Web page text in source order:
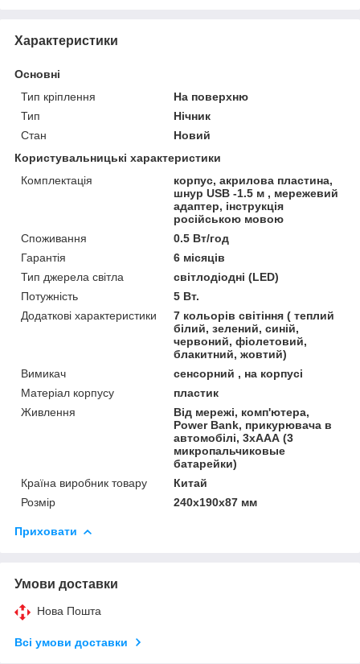
Характеристики
Основні
Тип кріплення
На поверхню
Тип
Нічник
Стан
Новий
Користувальницькі характеристики
Комплектація
корпус, акрилова пластина,
шнур USB -1.5 м , мережевий
адаптер, інструкція
російською мовою
Споживання
0.5 Вт/год
Гарантія
6 місяців
Тип джерела світла
світлодіодні (LED)
Потужність
5 Вт.
Додаткові характеристики
7 кольорів світіння ( теплий
білий, зелений, синій,
червоний, фіолетовий,
блакитний, жовтий)
Вимикач
сенсорний , на корпусі
Матеріал корпусу
пластик
Живлення
Від мережі, комп'ютера,
Power Bank, прикурювача в
автомобілі, 3хААА (3
микропальчиковые
батарейки)
Країна виробник товару
Китай
Розмір
240х190х87 мм
Приховати
Умови доставки
Нова Пошта
Всі умови доставки